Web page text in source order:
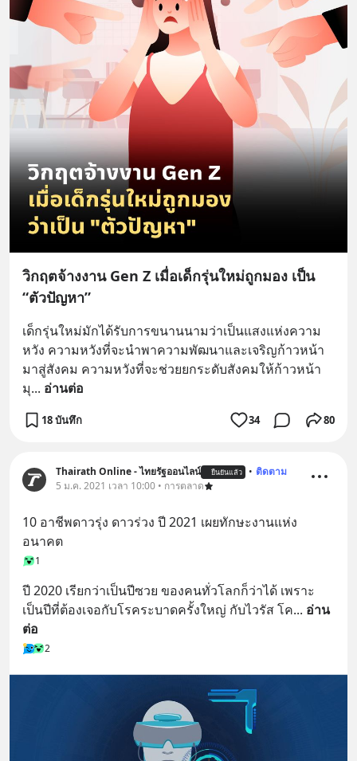
วิกฤตจ้างงาน Gen Z เมื่อเด็กรุ่นใหม่ถูกมอง เป็น
“ตัวปัญหา”
เด็กรุ่นใหม่มักได้รับการขนานนามว่าเป็นแสงแห่งความ
หวัง ความหวังที่จะนำพาความพัฒนาและเจริญก้าวหน้า
มาสู่สังคม ความหวังที่จะช่วยยกระดับสังคมให้ก้าวหน้า
มุ... อ่านต่อ
18 บันทึก 34 80
Thairath Online - ไทยรัฐออนไลน์ ยืนยันแล้ว • ติดตาม
5 ม.ค. 2021 เวลา 10:00 • การตลาด
10 อาชีพดาวรุ่ง ดาวร่วง ปี 2021 เผยทักษะงานแห่ง
อนาคต
1
ปี 2020 เรียกว่าเป็นปีซวย ของคนทั่วโลกก็ว่าได้ เพราะ
เป็นปีที่ต้องเจอกับโรคระบาดครั้งใหญ่ กับไวรัส โค... อ่าน
ต่อ
2